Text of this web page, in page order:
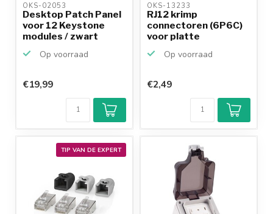
OKS-02053
Desktop Patch Panel
voor 12 Keystone
modules / zwart
Op voorraad
€19,99
OKS-13233
RJ12 krimp
connectoren (6P6C)
voor platte
Op voorraad
€2,49
TIP VAN DE EXPERT